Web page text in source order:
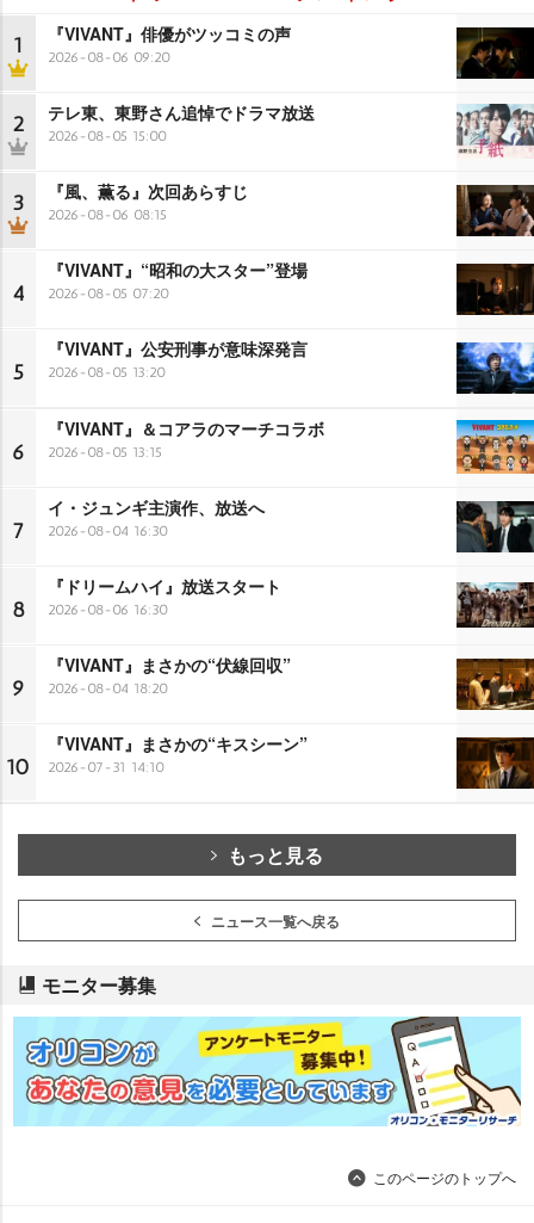
1 『VIVANT』俳優がツッコミの声
2026-08-06 09:20
2 テレ東、東野さん追悼でドラマ放送
2026-08-05 15:00
3 『風、薫る』次回あらすじ
2026-08-06 08:15
4
『VIVANT』“昭和の大スター”登場
2026-08-05 07:20
5
『VIVANT』公安刑事が意味深発言
2026-08-05 13:20
6
『VIVANT』＆コアラのマーチコラボ
2026-08-05 13:15
7
イ・ジュンギ主演作、放送へ
2026-08-04 16:30
8
『ドリームハイ』放送スタート
2026-08-06 16:30
9
『VIVANT』まさかの“伏線回収”
2026-08-04 18:20
10
『VIVANT』まさかの“キスシーン”
2026-07-31 14:10
もっと見る
ニュース一覧へ戻る
モニター募集
このページのトップへ